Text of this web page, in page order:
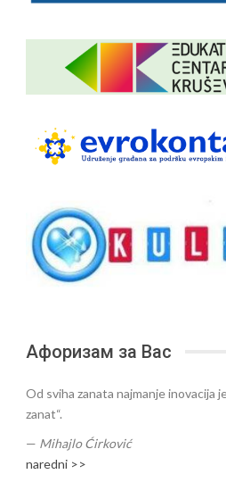
Афоризам за Вас
Od sviha zanata najmanje inovacija
zanat“.
— Mihajlo Ćirković
naredni >>